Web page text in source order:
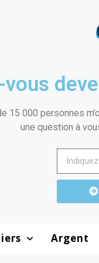
vous
15 000 personnes
une question à
Argent